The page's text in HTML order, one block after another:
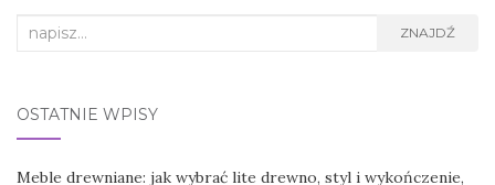
Search
ZNAJDŹ
OSTATNIE WPISY
Meble drewniane: jak wybrać lite drewno, styl i wykończenie,